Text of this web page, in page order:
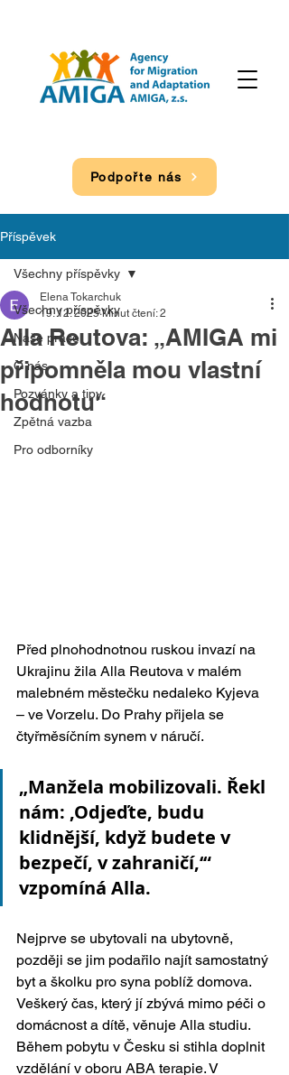
Podpořte nás
Příspěvek
Všechny příspěvky
Naše práce
O nás
Pozvánky a tipy
Zpětná vazba
Pro odborníky
Všechny příspěvky
Alla Reutovа: „AMIGA mi
připomněla mou vlastní
hodnotu“
Elena Tokarchuk
19. 12. 2025 Minut čtení: 2
Před plnohodnotnou ruskou invazí na
Ukrajinu žila Alla Reutova v malém
malebném městečku nedaleko Kyjeva
– ve Vorzelu. Do Prahy přijela se
čtyřměsíčním synem v náručí.
„Manžela mobilizovali. Řekl
nám: ‚Odjeďte, budu
klidnější, když budete v
bezpečí, v zahraničí,‘“
vzpomíná Alla.
Nejprve se ubytovali na ubytovně,
později se jim podařilo najít samostatný
byt a školku pro syna poblíž domova.
Veškerý čas, který jí zbývá mimo péči o
domácnost a dítě, věnuje Alla studiu.
Během pobytu v Česku si stihla doplnit
vzdělání v oboru ABA terapie. V